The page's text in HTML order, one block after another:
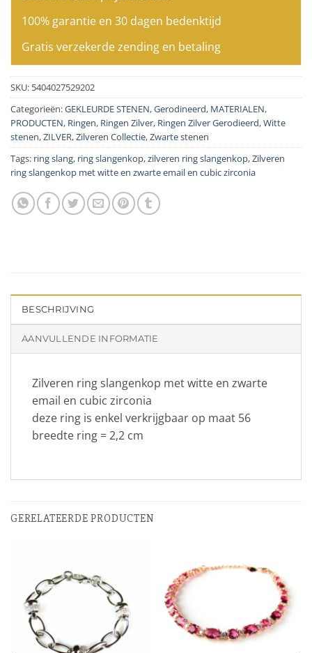
100% garantie en 30 dagen bedenktijd
Gratis verzekerde zending en betaling
SKU: 5404027529202
Categorieën:GEKLEURDE STENEN,Gerodineerd, MATERIALEN,
PRODUCTEN, Ringen, Ringen Zilver, Ringen Zilver Gerodieerd,Witte
stenen,ZILVER,Zilveren Collectie,Zwarte stenen
Tags: ring slang, ring slangenkop,zilveren ring slangenkop,Zilveren
ring slangenkop met witte en zwarte email en cubic zirconia
BESCHRIJVING
AANVULLENDE INFORMATIE
Zilveren ring slangenkop met witte en zwarte
email en cubic zirconia
deze ring is enkel verkrijgbaar op maat 56
breedte ring = 2,2 cm
GERELATEERDE PRODUCTEN